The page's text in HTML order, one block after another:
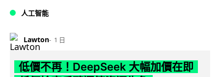
人工智能
Lawton 1 日
低價不再！DeepSeek 大幅加價在即